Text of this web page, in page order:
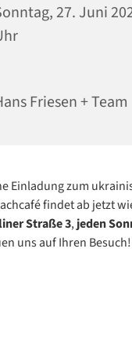
27. Juni
Friesen + Team
Einladung zum
findet ab jetzt
Straße 3,jeden
uns auf Ihren Besuch!